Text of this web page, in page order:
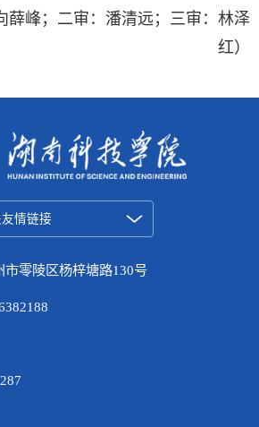
薛峰；二审：潘清远；三审：林泽
红）
情链接
市零陵区杨梓塘路130号